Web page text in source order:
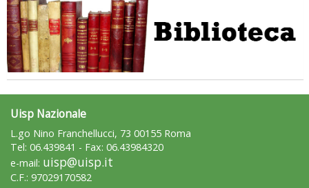
Uisp Nazionale
L.go Nino Franchellucci, 73 00155 Roma
Tel: 06.439841 - Fax: 06.43984320
e-mail: uisp@uisp.it
C.F.: 97029170582